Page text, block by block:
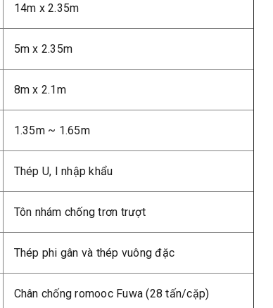
14m x 2.35m
5m x 2.35m
8m x 2.1m
1.35m ~ 1.65m
Thép U, I nhập khẩu
Tôn nhám chống trơn trượt
Thép phi gân và thép vuông đặc
Chân chống romooc Fuwa (28 tấn/cặp)